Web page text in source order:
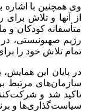
وی همچنین با
از آنها و تلاش
متأسفانه کودکان و
رژیم صهیونیستی،
تمام تلاش خود را
در پایان این
سازمان‌های مرتبط
تاکید شد و
سیاست‌گذاری‌ها و